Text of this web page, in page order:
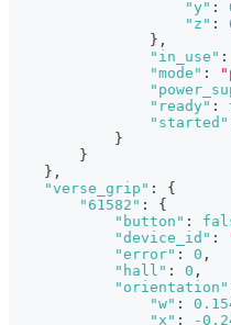
"y" :
"z" :
} ,
"in_use" :
"mode" :
"ready" :
"started"
}
}
} ,
"verse_grip" :
{
"61582" :
{
"button" :
"device_id" :
"error" : 0 ,
"hall" : 0 ,
"orientation"
"w" :
"x" : -